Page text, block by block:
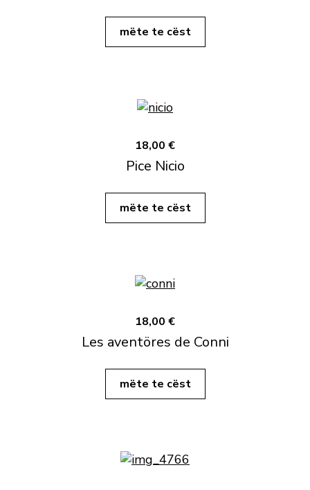
mëte te cëst
18,00 €
Pice Nicio
mëte te cëst
18,00 €
Les aventöres de Conni
mëte te cëst